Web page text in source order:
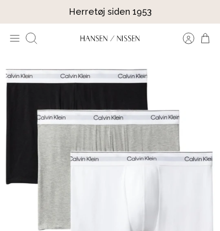
Herretøj siden 1953
Søg